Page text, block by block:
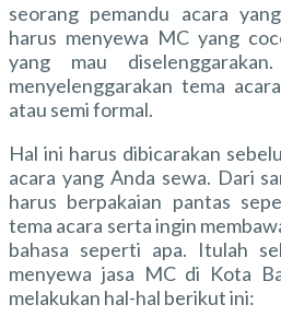
seorang pemandu acara
harus menyewa MC yang
yang mau
menyelenggarakan tema
atau semi formal.
Hal ini harus dibicarakan
acara yang Anda sewa. Dari
harus berpakaian pantas
tema acara serta ingin
bahasa seperti apa. Itulah
menyewa jasa MC di Kota
melakukan hal-hal berikut ini: